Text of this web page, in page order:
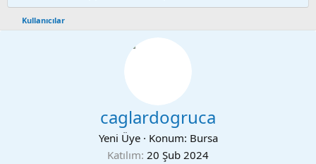
Kullanıcılar
caglardogruca
Yeni Üye · Konum: Bursa
Katılım 20 Şub 2024